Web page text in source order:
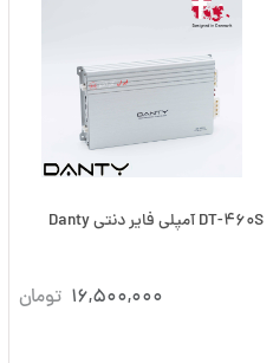
DT-460S آمپلی فایر دنتی Danty
16,500,000 تومان